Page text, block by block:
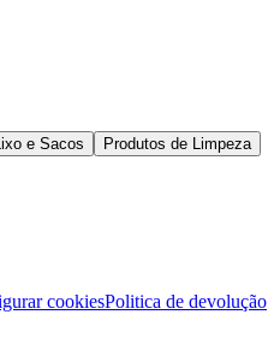
e Sacos Produtos de Limpeza
cookiesPolitica de devolução